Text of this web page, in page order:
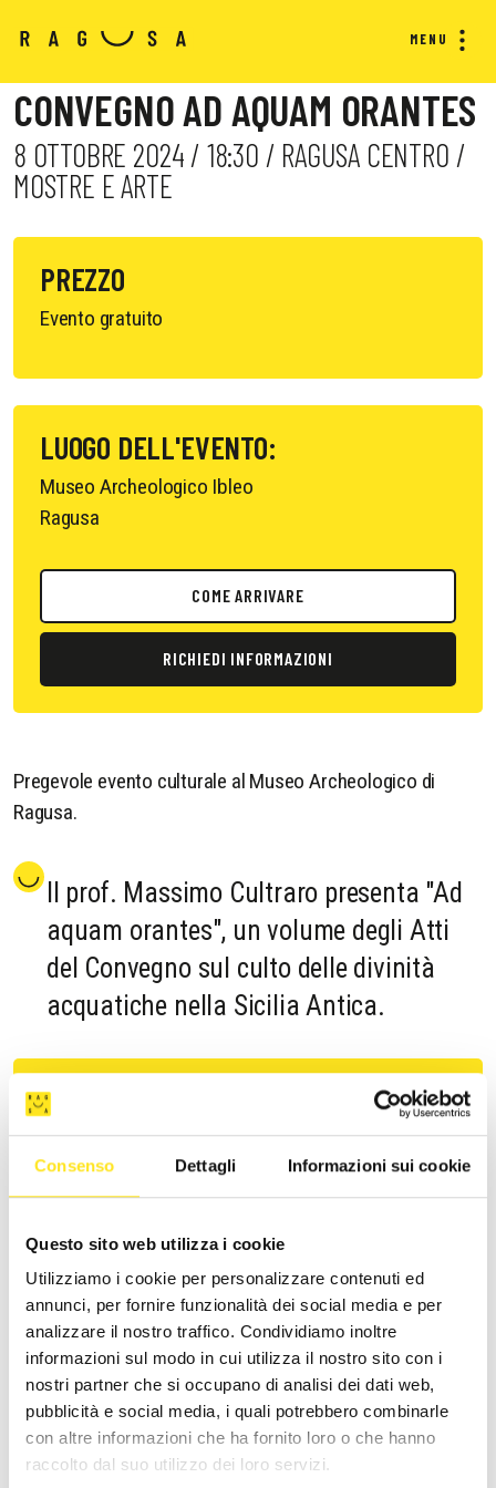
Consenso Dettagli Informazioni sui cookie
Questo sito web utilizza i cookie
Utilizziamo i cookie per personalizzare contenuti ed
annunci, per fornire funzionalità dei social media e per
analizzare il nostro traffico. Condividiamo inoltre
informazioni sul modo in cui utilizza il nostro sito con i
nostri partner che si occupano di analisi dei dati web,
pubblicità e social media, i quali potrebbero combinarle
con altre informazioni che ha fornito loro o che hanno
raccolto dal suo utilizzo dei loro servizi.
MENU
CONVEGNO AD AQUAM ORANTES
8 OTTOBRE 2024 / 18:30 / RAGUSA CENTRO /
MOSTRE E ARTE
PREZZO
Evento gratuito
LUOGO DELL'EVENTO:
Museo Archeologico Ibleo
Ragusa
COME ARRIVARE
RICHIEDI INFORMAZIONI
Pregevole evento culturale al Museo Archeologico di
Ragusa.
Il prof. Massimo Cultraro presenta "Ad
aquam orantes", un volume degli Atti
del Convegno sul culto delle divinità
acquatiche nella Sicilia Antica.
Ingresso libero. L'evento è a cura del Parco
Archeologico di Kamarina e Cava d'Ispica.
ALTRI EVENTI SIMILI